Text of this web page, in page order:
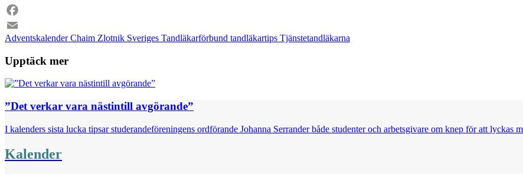
LinkedIn
Facebook
Email
AdventskalenderChaim Zlotnik Sveriges Tandläkarförbund tandläkartips Tjänstetandläkarna
Upptäck mer
”Det verkar vara nästintill avgörande”
I kalenders sista lucka tipsar studerandeföreningens ordförande Johanna Serrander både studenter och arbetsgivare om knep för att lyckas
Kalender